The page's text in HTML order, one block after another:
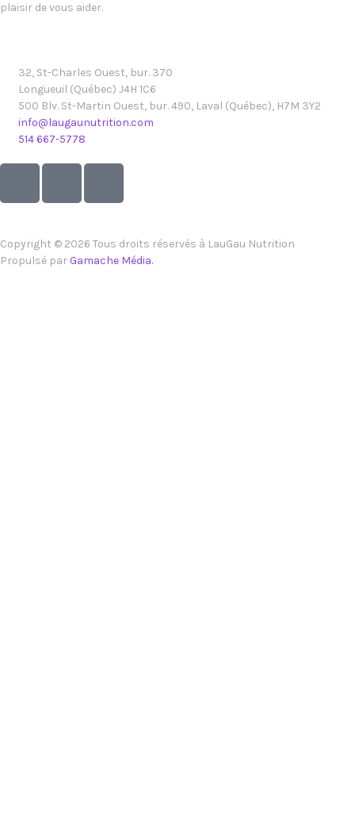
plaisir de vous aider.
32, St-Charles Ouest, bur. 370
Longueuil (Québec) J4H 1C6
500 Blv. St-Martin Ouest, bur. 490, Laval (Québec), H7M 3Y2
info@laugaunutrition.com
514 667-5778
Copyright © 2026 Tous droits réservés à LauGau Nutrition
Propulsé par Gamache Média.